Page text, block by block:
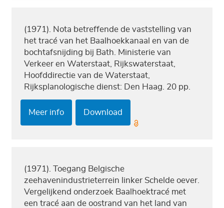
(1971). Nota betreffende de vaststelling van
het tracé van het Baalhoekkanaal en van de
bochtafsnijding bij Bath. Ministerie van
Verkeer en Waterstaat, Rijkswaterstaat,
Hoofddirectie van de Waterstaat,
Rijksplanologische dienst: Den Haag. 20 pp.
Meer info Download
(1971). Toegang Belgische
zeehavenindustrieterrein linker Schelde oever.
Vergelijkend onderzoek Baalhoektracé met
een tracé aan de oostrand van het land van